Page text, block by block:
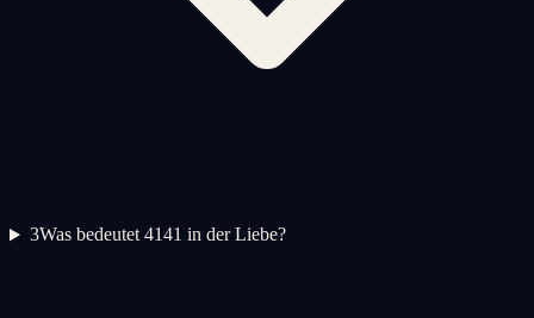
3Was bedeutet 4141 in der Liebe?